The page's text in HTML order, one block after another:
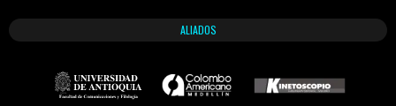
ALIADOS